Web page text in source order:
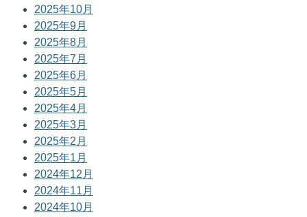
2025年10月
2025年9月
2025年8月
2025年7月
2025年6月
2025年5月
2025年4月
2025年3月
2025年2月
2025年1月
2024年12月
2024年11月
2024年10月